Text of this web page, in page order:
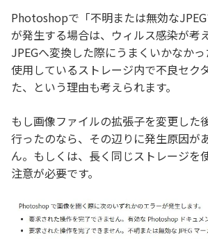
Photoshopで「不明または無効なJPEG
が発生する場合は、ウィルス感染が考
JPEGへ変換した際にうまくいかなか
使用しているストレージ内で不良セク
た、という理由も考えられます。
もし画像ファイルの拡張子を変更した
行ったのなら、その辺りに発生原因が
ん。もしくは、長く同じストレージを
注意が必要です。